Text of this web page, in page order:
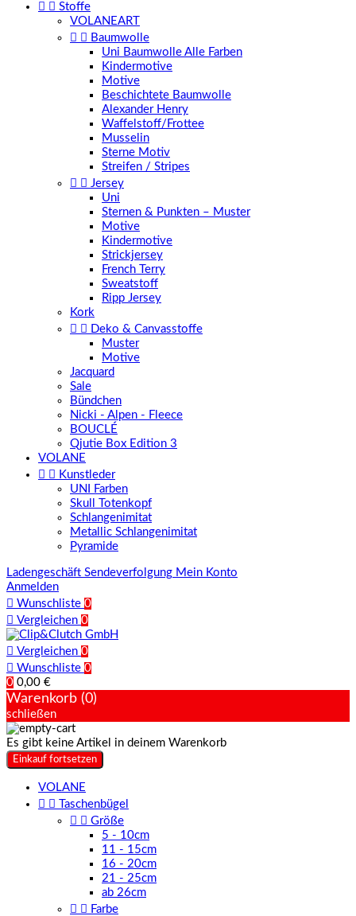
  Stoffe
VOLANEART
  Baumwolle
Uni Baumwolle Alle Farben
Kindermotive
Motive
Beschichtete Baumwolle
Alexander Henry
Waffelstoff/Frottee
Musselin
Sterne Motiv
Streifen / Stripes
  Jersey
Uni
Sternen & Punkten – Muster
Motive
Kindermotive
Strickjersey
French Terry
Sweatstoff
Ripp Jersey
Kork
  Deko & Canvasstoffe
Muster
Motive
Jacquard
Sale
Bündchen
Nicki - Alpen - Fleece
BOUCLÉ
Qjutie Box Edition 3
VOLANE
  Kunstleder
UNI Farben
Skull Totenkopf
Schlangenimitat
Metallic Schlangenimitat
Pyramide
Ladengeschäft Sendeverfolgung Mein Konto
Anmelden
 Wunschliste 0
 Vergleichen 0
 Vergleichen 0
 Wunschliste 0
0 0,00 €
Warenkorb (0)
schließen
Es gibt keine Artikel in deinem Warenkorb
Einkauf fortsetzen
VOLANE
 
Taschenbügel
  Größe
5 - 10cm
11 - 15cm
16 - 20cm
21 - 25cm
ab 26cm
  Farbe